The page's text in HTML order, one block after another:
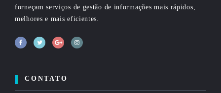
forneçam serviços de gestão de informações mais rápidos,
melhores e mais eficientes.
CONTATO